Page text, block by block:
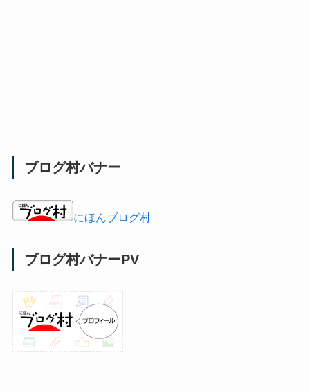
ブログ村バナー
にほんブログ村
ブログ村バナーPV